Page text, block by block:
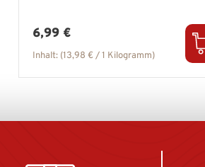
Regulärer Preis:
6,99 €
Inhalt: (13,98 € / 1 Kilogramm)